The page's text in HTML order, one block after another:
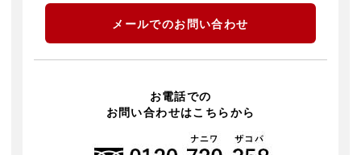
メールでのお問い合わせ
お電話での
お問い合わせはこちらから